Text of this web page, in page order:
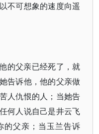
不可想象的速度向遥
的父亲已经死了，就
告诉他，他的父亲做
人仇恨的人；当她告
何人说自己是井云飞
的父亲；当玉兰告诉